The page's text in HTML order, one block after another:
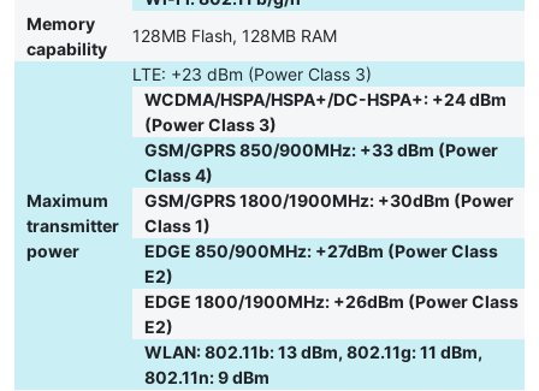
Thiết kế nhỏ gọn, tinh tế
USB Wifi 4G Huawei E8372 sở hữu thiết kế nhỏ gọn, tinh tế giúp
bạn dễ dàng mang theo sử dụng mọi lúc, mọi nơi. Thiết kế đơn
giản dễ dàng sử dụng phù hợp với mọi đối tượng, đáp ứng nhu
cầu kết nối wifi trong vui chơi, giải trí, học tập cũng như làm việc
ở bất cứ nơi nào.
Memory
capability
128MB Flash, 128MB RAM
Maximum
transmitter
power
LTE: +23 dBm (Power Class 3)
WCDMA/HSPA/HSPA+/DC-HSPA+: +24 dBm
(Power Class 3)
GSM/GPRS 850/900MHz: +33 dBm (Power
Class 4)
GSM/GPRS 1800/1900MHz: +30dBm (Power
Class 1)
EDGE 850/900MHz: +27dBm (Power Class
E2)
EDGE 1800/1900MHz: +26dBm (Power Class
E2)
WLAN: 802.11b: 13 dBm, 802.11g: 11 dBm,
802.11n: 9 dBm